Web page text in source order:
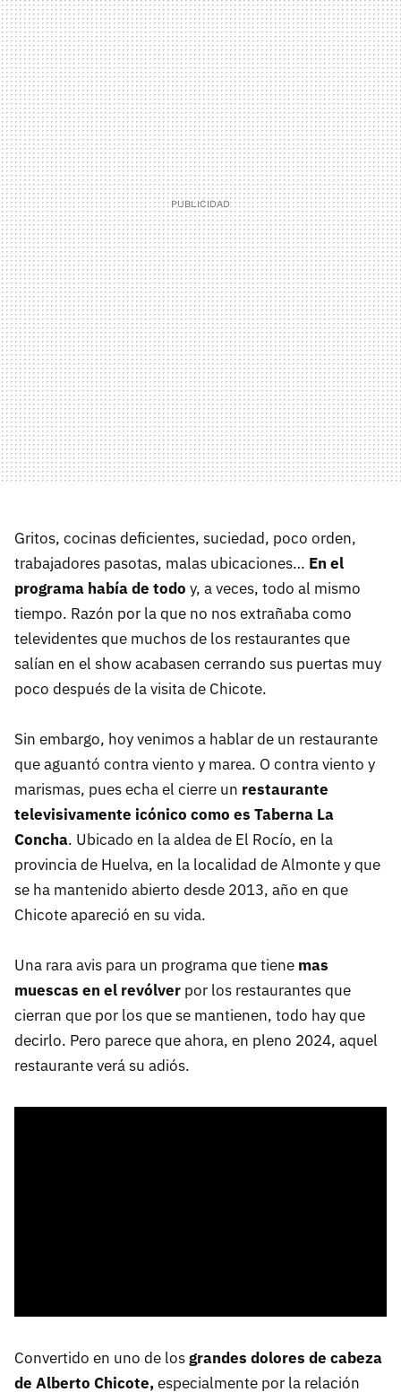
Gritos, cocinas deficientes, suciedad, poco orden,
trabajadores pasotas, malas ubicaciones… En el
programa había de todo y, a veces, todo al mismo
tiempo. Razón por la que no nos extrañaba como
televidentes que muchos de los restaurantes que
salían en el show acabasen cerrando sus puertas muy
poco después de la visita de Chicote.
Sin embargo, hoy venimos a hablar de un restaurante
que aguantó contra viento y marea. O contra viento y
marismas, pues echa el cierre un restaurante
televisivamente icónico como es Taberna La
Concha. Ubicado en la aldea de El Rocío, en la
provincia de Huelva, en la localidad de Almonte y que
se ha mantenido abierto desde 2013, año en que
Chicote apareció en su vida.
Una rara avis para un programa que tiene mas
muescas en el revólver por los restaurantes que
cierran que por los que se mantienen, todo hay que
decirlo. Pero parece que ahora, en pleno 2024, aquel
restaurante verá su adiós.
Convertido en uno de losgrandes dolores de cabeza
de Alberto Chicote,especialmente por la relación